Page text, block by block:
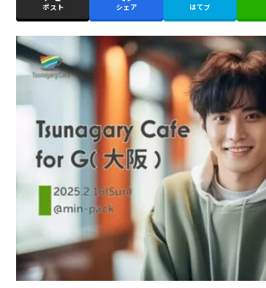
ポスト シェア はてブ